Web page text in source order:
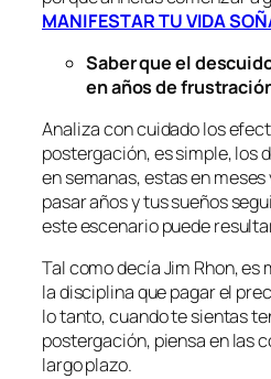
MANIFESTAR TU VIDA
Saber que el
en años de
Analiza con cuidado los
postergación, es simple, los
en semanas, estas en
pasar años y tus sueños
este escenario puede
Tal como decía Jim Rhon, es
la disciplina que pagar el
lo tanto, cuando te sientas
postergación, piensa en las
largo plazo.